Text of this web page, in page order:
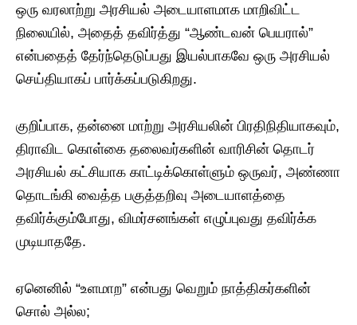
ஒரு வரலாற்று அரசியல் அடையாளமாக மாறிவிட்ட
நிலையில், அதைத் தவிர்த்து “ஆண்டவன் பெயரால்”
என்பதைத் தேர்ந்தெடுப்பது இயல்பாகவே ஒரு அரசியல்
செய்தியாகப் பார்க்கப்படுகிறது.
குறிப்பாக, தன்னை மாற்று அரசியலின் பிரதிநிதியாகவும்,
திராவிட கொள்கை தலைவர்களின் வாரிசின் தொடர்
அரசியல் கட்சியாக காட்டிக்கொள்ளும் ஒருவர், அண்ணா
தொடங்கி வைத்த பகுத்தறிவு அடையாளத்தை
தவிர்க்கும்போது, விமர்சனங்கள் எழுப்புவது தவிர்க்க
முடியாததே.
ஏனெனில் “உளமாற” என்பது வெறும் நாத்திகர்களின்
சொல் அல்ல;